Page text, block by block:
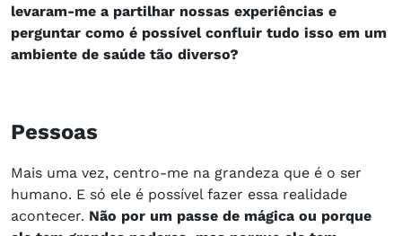
levaram-me a partilhar nossas experiências e
perguntar como é possível confluir tudo isso em um
ambiente de saúde tão diverso?
Pessoas
Mais uma vez, centro-me na grandeza que é o ser
humano. E só ele é possível fazer essa realidade
acontecer. Não por um passe de mágica ou porque